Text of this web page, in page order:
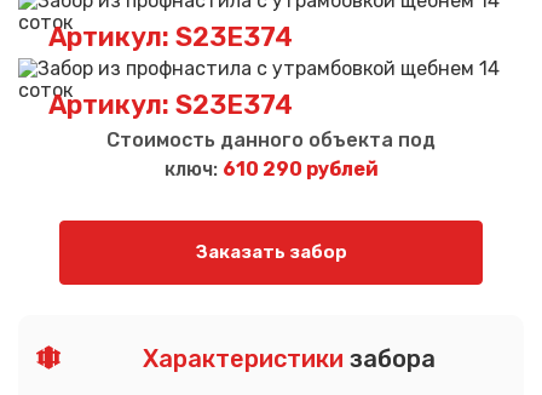
Артикул: S23E374
Артикул: S23E374
Стоимость данного объекта под
ключ: 610 290 рублей
Заказать забор
Характеристики забора